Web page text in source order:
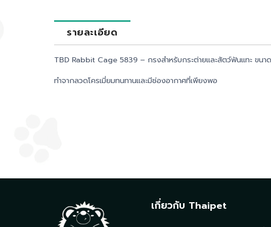
รายละเอียด
TBD Rabbit Cage 5839 – กรงสำหรับกระต่ายและสัตว์ฟันแทะ ขน
ทำจากลวดโครเมี่ยมทนทานและมีช่องอากาศที่เพียงพอ
เกี่ยวกับ Thaipet